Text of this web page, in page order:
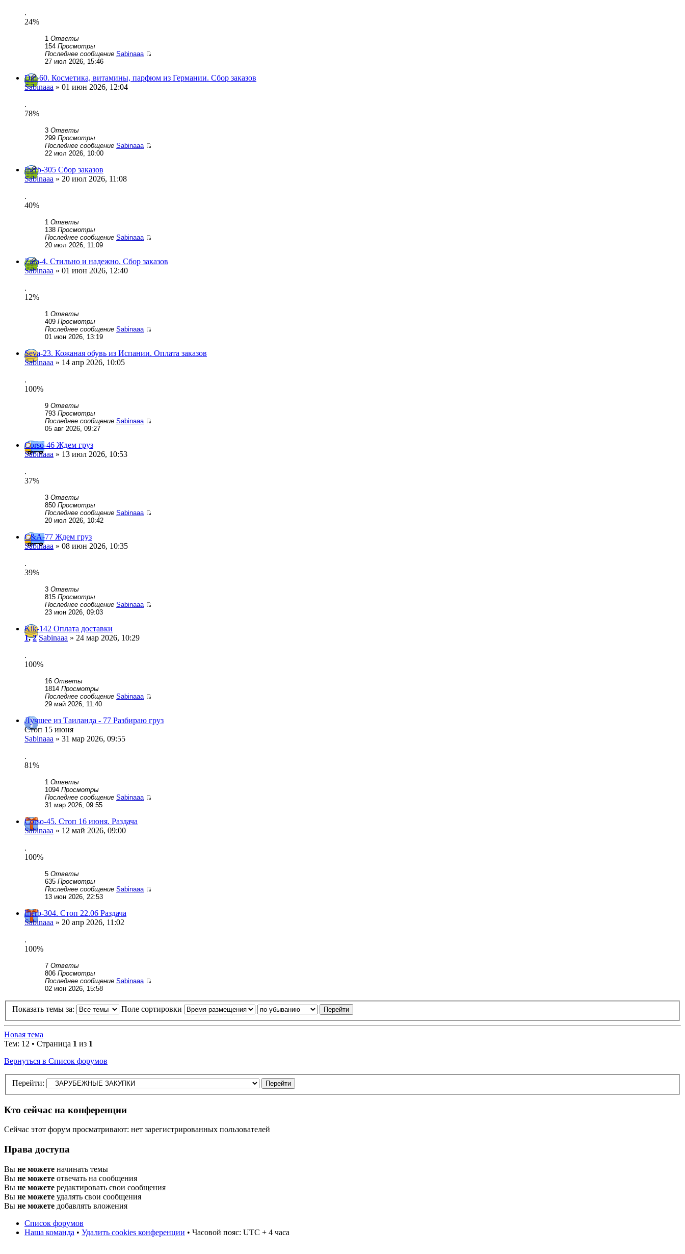
.
24%
1 Ответы
154 Просмотры
Последнее сообщение Sabinaaa
27 июл 2026, 15:46
Dm-60. Косметика, витамины, парфюм из Германии. Сбор заказов
Sabinaaa » 01 июн 2026, 12:04
.
78%
3 Ответы
299 Просмотры
Последнее сообщение Sabinaaa
22 июл 2026, 10:00
Iherb-305 Сбор заказов
Sabinaaa » 20 июл 2026, 11:08
.
40%
1 Ответы
138 Просмотры
Последнее сообщение Sabinaaa
20 июл 2026, 11:09
Zara-4. Стильно и надежно. Сбор заказов
Sabinaaa » 01 июн 2026, 12:40
.
12%
1 Ответы
409 Просмотры
Последнее сообщение Sabinaaa
01 июн 2026, 13:19
Seva-23. Кожаная обувь из Испании. Оплата заказов
Sabinaaa » 14 апр 2026, 10:05
.
100%
9 Ответы
793 Просмотры
Последнее сообщение Sabinaaa
05 авг 2026, 09:27
Corso-46 Ждем груз
Sabinaaa » 13 июл 2026, 10:53
.
37%
3 Ответы
850 Просмотры
Последнее сообщение Sabinaaa
20 июл 2026, 10:42
C&A-77 Ждем груз
Sabinaaa » 08 июн 2026, 10:35
.
39%
3 Ответы
815 Просмотры
Последнее сообщение Sabinaaa
23 июн 2026, 09:03
Kik-142 Оплата доставки
1,2 Sabinaaa » 24 мар 2026, 10:29
.
100%
16 Ответы
1814 Просмотры
Последнее сообщение Sabinaaa
29 май 2026, 11:40
Лучшее из Таиланда - 77 Разбираю груз
Стоп 15 июня
Sabinaaa » 31 мар 2026, 09:55
.
81%
1 Ответы
1094 Просмотры
Последнее сообщение Sabinaaa
31 мар 2026, 09:55
Corso-45. Стоп 16 июня. Раздача
Sabinaaa » 12 май 2026, 09:00
.
100%
5 Ответы
635 Просмотры
Последнее сообщение Sabinaaa
13 июн 2026, 22:53
Iherb-304. Стоп 22.06 Раздача
Sabinaaa » 20 апр 2026, 11:02
.
100%
7 Ответы
806 Просмотры
Последнее сообщение Sabinaaa
02 июн 2026, 15:58
Показать темы за: Поле сортировки
Новая тема
Тем: 12 • Страница 1 из 1
Вернуться в Список форумов
Перейти:
Кто сейчас на конференции
Сейчас этот форум просматривают: нет зарегистрированных пользователей
Права доступа
Вы не можете начинать темы
Вы не можете отвечать на сообщения
Вы не можете редактировать свои сообщения
Вы не можете удалять свои сообщения
Вы не можете добавлять вложения
Список форумов
Наша команда • Удалить cookies конференции • Часовой пояс: UTC + 4 часа